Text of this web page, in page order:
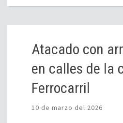
Atacado con
en calles de la
Ferrocarril
10 de marzo del 2026